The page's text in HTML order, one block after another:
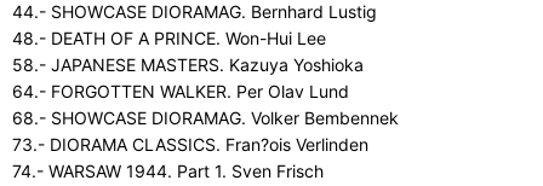
44.- SHOWCASE DIORAMAG. Bernhard Lustig
48.- DEATH OF A PRINCE. Won-Hui Lee
58.- JAPANESE MASTERS. Kazuya Yoshioka
64.- FORGOTTEN WALKER. Per Olav Lund
68.- SHOWCASE DIORAMAG. Volker Bembennek
73.- DIORAMA CLASSICS. Fran?ois Verlinden
74.- WARSAW 1944. Part 1. Sven Frisch